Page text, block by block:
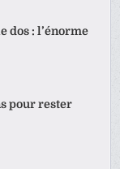
dos : l’énorme
pour rester